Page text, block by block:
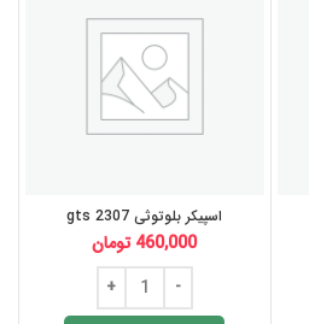
اسپیکر بلوتوثی gts 2307
460,000 تومان